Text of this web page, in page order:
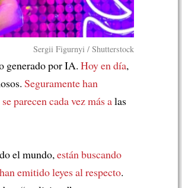
Sergii Figurnyi / Shutterstock
generado por IA. Hoy en día,
Seguramente han
se parecen cada vez más alas
el mundo, están buscando
emitido leyes al respecto.